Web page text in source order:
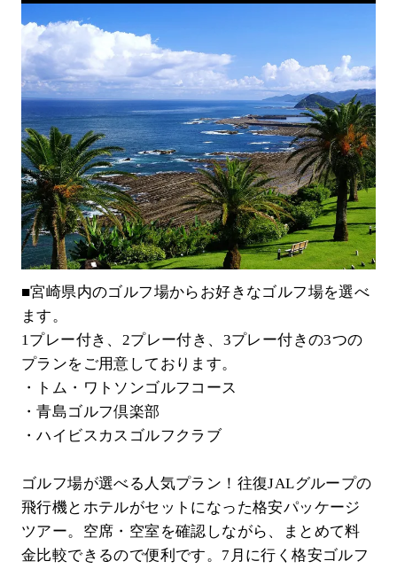
■宮崎県内のゴルフ場からお好きなゴルフ場を選べ
ます。
1プレー付き、2プレー付き、3プレー付きの3つの
プランをご用意しております。
・トム・ワトソンゴルフコース
・青島ゴルフ倶楽部
・ハイビスカスゴルフクラブ
ゴルフ場が選べる人気プラン！往復JALグループの
飛行機とホテルがセットになった格安パッケージ
ツアー。空席・空室を確認しながら、まとめて料
金比較できるので便利です。7月に行く格安ゴルフ